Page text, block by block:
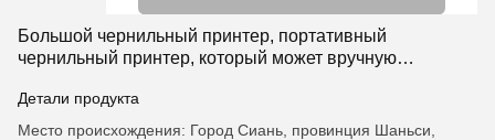
Большой чернильный принтер, портативный
чернильный принтер, который может вручную
Детали продукта
Место происхождения: Город Сиань, провинция Шаньси,